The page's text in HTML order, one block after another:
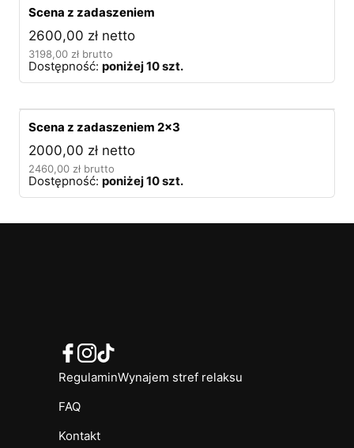
Scena z zadaszeniem
2600,00 zł netto
3198,00 zł brutto
Dostępność: poniżej 10 szt.
Scena z zadaszeniem 2×3
2000,00 zł netto
2460,00 zł brutto
Dostępność: poniżej 10 szt.
Regulamin
FAQ
Kontakt
Wynajem stref relaksu